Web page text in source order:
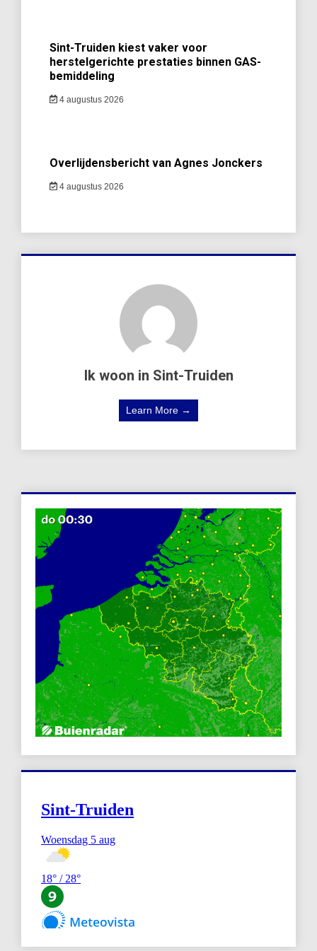
Sint-Truiden kiest vaker voor
herstelgerichte prestaties binnen GAS-
bemiddeling
4 augustus 2026
Overlijdensbericht van Agnes Jonckers
4 augustus 2026
Ik woon in Sint-Truiden
Learn More →